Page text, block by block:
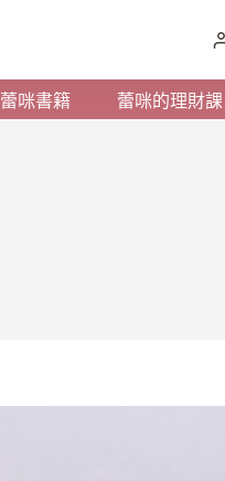
蕾咪書籍 蕾咪的理財課